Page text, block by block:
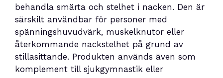
behandla smärta och stelhet i nacken. Den är
särskilt användbar för personer med
spänningshuvudvärk, muskelknutor eller
återkommande nackstelhet på grund av
stillasittande. Produkten används även som
komplement till sjukgymnastik eller